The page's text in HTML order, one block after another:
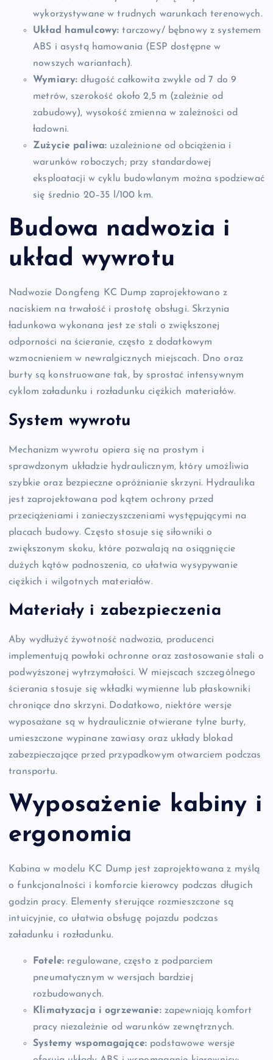
wykorzystywane w trudnych warunkach terenowych.
Układ hamulcowy: tarczowy/ bębnowy z systemem
ABS i asystą hamowania (ESP dostępne w
nowszych wariantach).
Wymiary: długość całkowita zwykle od 7 do 9
metrów, szerokość około 2,5 m (zależnie od
zabudowy), wysokość zmienna w zależności od
ładowni.
Zużycie paliwa: uzależnione od obciążenia i
warunków roboczych; przy standardowej
eksploatacji w cyklu budowlanym można spodziewać
się średnio 20–35 l/100 km.
Budowa nadwozia i
układ wywrotu
Nadwozie Dongfeng KC Dump zaprojektowano z
naciskiem na trwałość i prostotę obsługi. Skrzynia
ładunkowa wykonana jest ze stali o zwiększonej
odporności na ścieranie, często z dodatkowym
wzmocnieniem w newralgicznych miejscach. Dno oraz
burty są konstruowane tak, by sprostać intensywnym
cyklom załadunku i rozładunku ciężkich materiałów.
System wywrotu
Mechanizm wywrotu opiera się na prostym i
sprawdzonym układzie hydraulicznym, który umożliwia
szybkie oraz bezpieczne opróżnianie skrzyni. Hydraulika
jest zaprojektowana pod kątem ochrony przed
przeciążeniami i zanieczyszczeniami występującymi na
placach budowy. Często stosuje się siłowniki o
zwiększonym skoku, które pozwalają na osiągnięcie
dużych kątów podnoszenia, co ułatwia wysypywanie
ciężkich i wilgotnych materiałów.
Materiały i zabezpieczenia
Aby wydłużyć żywotność nadwozia, producenci
implementują powłoki ochronne oraz zastosowanie stali o
podwyższonej wytrzymałości. W miejscach szczególnego
ścierania stosuje się wkładki wymienne lub płaskowniki
chroniące dno skrzyni. Dodatkowo, niektóre wersje
wyposażane są w hydraulicznie otwierane tylne burty,
umieszczone wypinane zawiasy oraz układy blokad
zabezpieczające przed przypadkowym otwarciem podczas
transportu.
Wyposażenie kabiny i
ergonomia
Kabina w modelu KC Dump jest zaprojektowana z myślą
o funkcjonalności i komforcie kierowcy podczas długich
godzin pracy. Elementy sterujące rozmieszczone są
intuicyjnie, co ułatwia obsługę pojazdu podczas
załadunku i rozładunku.
Fotele: regulowane, często z podparciem
pneumatycznym w wersjach bardziej
rozbudowanych.
Klimatyzacja i ogrzewanie:zapewniają komfort
pracy niezależnie od warunków zewnętrznych.
Systemy wspomagające: podstawowe wersje